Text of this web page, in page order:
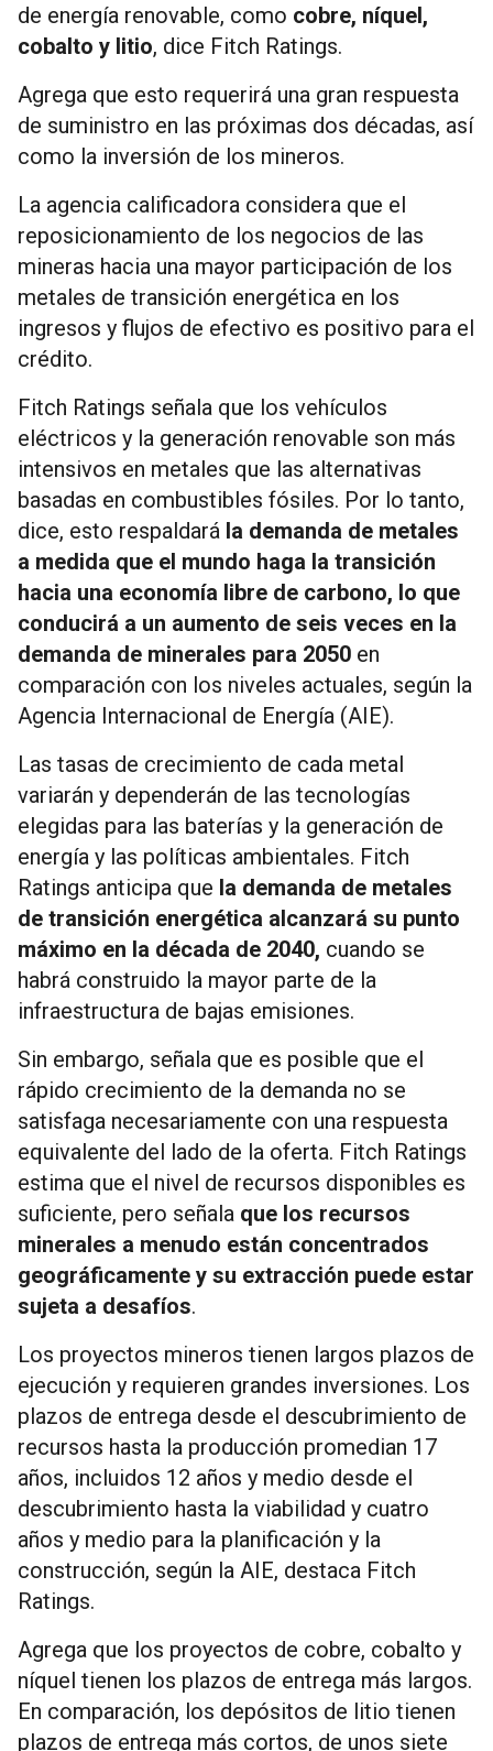
de energía renovable, como cobre, níquel,
cobalto y litio, dice Fitch Ratings.
Agrega que esto requerirá una gran respuesta
de suministro en las próximas dos décadas, así
como la inversión de los mineros.
La agencia calificadora considera que el
reposicionamiento de los negocios de las
mineras hacia una mayor participación de los
metales de transición energética en los
ingresos y flujos de efectivo es positivo para el
crédito.
Fitch Ratings señala que los vehículos
eléctricos y la generación renovable son más
intensivos en metales que las alternativas
basadas en combustibles fósiles. Por lo tanto,
dice, esto respaldará la demanda de metales
a medida que el mundo haga la transición
hacia una economía libre de carbono, lo que
conducirá a un aumento de seis veces en la
demanda de minerales para 2050 en
comparación con los niveles actuales, según la
Agencia Internacional de Energía (AIE).
Las tasas de crecimiento de cada metal
variarán y dependerán de las tecnologías
elegidas para las baterías y la generación de
energía y las políticas ambientales. Fitch
Ratings anticipa que la demanda de metales
de transición energética alcanzará su punto
máximo en la década de 2040, cuando se
habrá construido la mayor parte de la
infraestructura de bajas emisiones.
Sin embargo, señala que es posible que el
rápido crecimiento de la demanda no se
satisfaga necesariamente con una respuesta
equivalente del lado de la oferta. Fitch Ratings
estima que el nivel de recursos disponibles es
suficiente, pero señala que los recursos
minerales a menudo están concentrados
geográficamente y su extracción puede estar
sujeta a desafíos.
Los proyectos mineros tienen largos plazos de
ejecución y requieren grandes inversiones. Los
plazos de entrega desde el descubrimiento de
recursos hasta la producción promedian 17
años, incluidos 12 años y medio desde el
descubrimiento hasta la viabilidad y cuatro
años y medio para la planificación y la
construcción, según la AIE, destaca Fitch
Ratings.
Agrega que los proyectos de cobre, cobalto y
níquel tienen los plazos de entrega más largos.
En comparación, los depósitos de litio tienen
plazos de entrega más cortos, de unos siete